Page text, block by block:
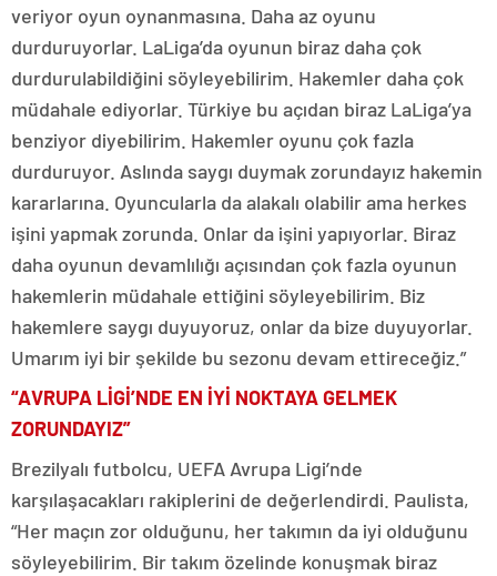
veriyor oyun oynanmasına. Daha az oyunu
durduruyorlar. LaLiga’da oyunun biraz daha çok
durdurulabildiğini söyleyebilirim. Hakemler daha çok
müdahale ediyorlar. Türkiye bu açıdan biraz LaLiga’ya
benziyor diyebilirim. Hakemler oyunu çok fazla
durduruyor. Aslında saygı duymak zorundayız hakemin
kararlarına. Oyuncularla da alakalı olabilir ama herkes
işini yapmak zorunda. Onlar da işini yapıyorlar. Biraz
daha oyunun devamlılığı açısından çok fazla oyunun
hakemlerin müdahale ettiğini söyleyebilirim. Biz
hakemlere saygı duyuyoruz, onlar da bize duyuyorlar.
Umarım iyi bir şekilde bu sezonu devam ettireceğiz.”
“AVRUPA LİGİ’NDE EN İYİ NOKTAYA GELMEK
ZORUNDAYIZ”
Brezilyalı futbolcu, UEFA Avrupa Ligi’nde
karşılaşacakları rakiplerini de değerlendirdi. Paulista,
“Her maçın zor olduğunu, her takımın da iyi olduğunu
söyleyebilirim. Bir takım özelinde konuşmak biraz